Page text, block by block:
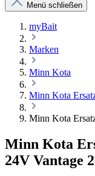
Menü schließen
myBait
Marken
Minn Kota
Minn Kota
Minn Kota
Minn Kota
24V Vantage